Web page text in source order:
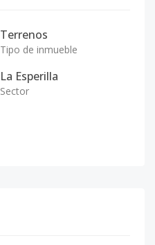
Terrenos
Tipo de inmueble
La Esperilla
Sector